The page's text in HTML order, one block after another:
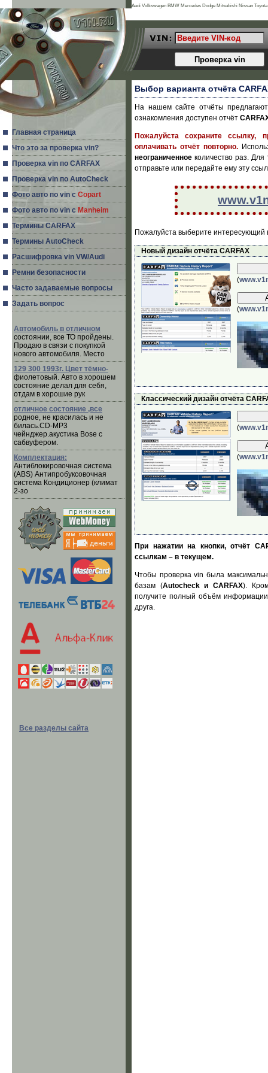
Главная страница
Что это за проверка vin?
Проверка vin по CARFAX
Проверка vin по AutoCheck
Фото авто по vin с Copart
Фото авто по vin с Manheim
Термины CARFAX
Термины AutoCheck
Расшифровка vin VW/Audi
Ремни безопасности
Часто задаваемые вопросы
Задать вопрос
Автомобиль в отличном
состоянии, все ТО пройдены.
Продаю в связи с покупкой
нового автомобиля. Место
129 300 1993г. Цвет тёмно-
фиолетовый. Авто в хорошем
состояние делал для себя,
отдам в хорошие рук
отличное состояние ,все
родное, не красилась и не
билась.CD-MP3
чейнджер.акустика Bose с
сабвуфером.
Комплектация:
Антиблокировочная система
(ABS) Антипробуксовочная
система Кондиционер (климат
2-зо
Все разделы сайта
Выбор варианта отчёта
На нашем сайте отчёты
ознакомления доступен отчёт
Пожалуйста сохраните ссылку,
оплачивать отчёт повторно.
неограниченное количество раз. Для
отправьте или передайте ему эту
Пожалуйста выберите интересующий
Новый дизайн отчёта CARFAX
(
(
Классический дизайн отчёта
(
(
При нажатии на кнопки, отчёт
ссылкам – в текущем.
Чтобы проверка vin была
базам (Autocheck и CARFAX).
получите полный объём
друга.
Audi Volkswagen BMW Mercedes Dodge Mitsubishi Nissan